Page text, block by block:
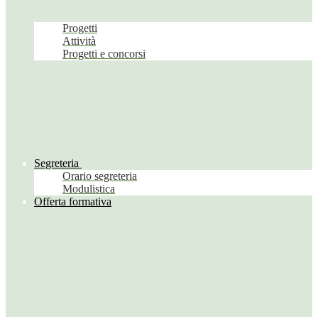
Progetti
Attività
Progetti e concorsi
Segreteria
Orario segreteria
Modulistica
Offerta formativa